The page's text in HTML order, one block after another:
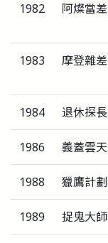
1982 阿燦當差
1983 摩登雜差
1984 退休探長
1986 義蓋雲天
1988 獵鷹計劃
1989 捉鬼大師